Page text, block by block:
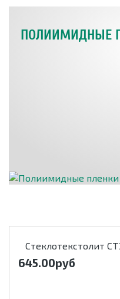
ПОЛИИМИДНЫЕ
Стеклотекстолит
645.00руб